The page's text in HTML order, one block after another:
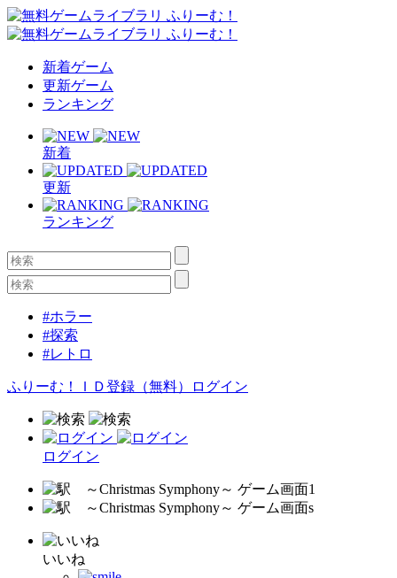
新着ゲーム
更新ゲーム
ランキング
新着
更新
ランキング
#ホラー
#探索
#レトロ
ふりーむ！ＩＤ登録（無料） ログイン
ログイン
いいね